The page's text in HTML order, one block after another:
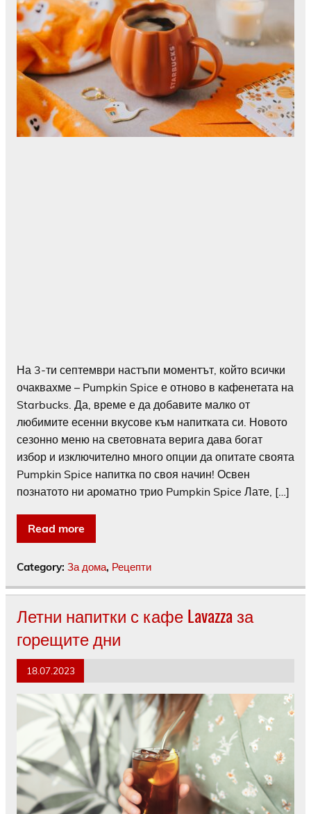
На 3-ти септември настъпи моментът, който всички
очаквахме – Pumpkin Spice е отново в кафенетата на
Starbucks. Да, време е да добавите малко от
любимите есенни вкусове към напитката си. Новото
сезонно меню на световната верига дава богат
избор и изключително много опции да опитате своята
Pumpkin Spice напитка по своя начин! Освен
познатото ни ароматно трио Pumpkin Spice Лате, […]
Read more
Category: За дома, Рецепти
Летни напитки с кафе Lavazza за
горещите дни
18.07.2023